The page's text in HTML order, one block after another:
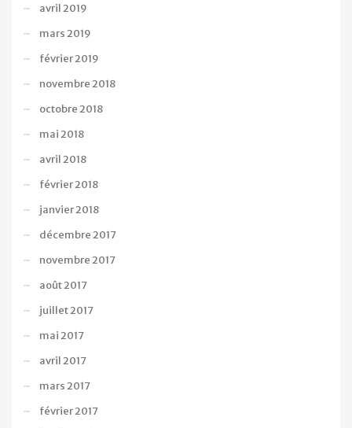
avril 2019
mars 2019
février 2019
novembre 2018
octobre 2018
mai 2018
avril 2018
février 2018
janvier 2018
décembre 2017
novembre 2017
août 2017
juillet 2017
mai 2017
avril 2017
mars 2017
février 2017